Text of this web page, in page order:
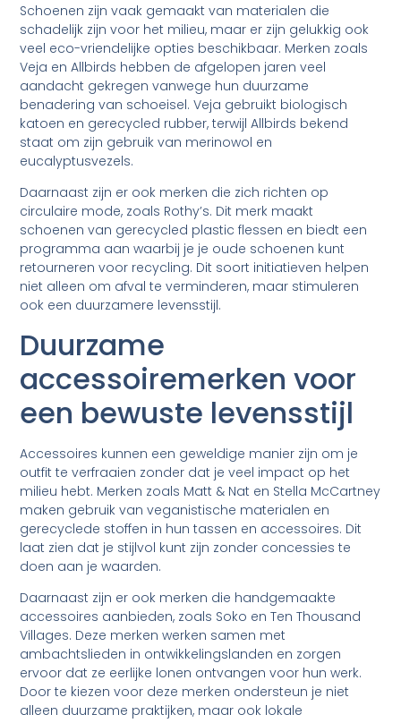
Schoenen zijn vaak gemaakt van materialen die
schadelijk zijn voor het milieu, maar er zijn gelukkig ook
veel eco-vriendelijke opties beschikbaar. Merken zoals
Veja en Allbirds hebben de afgelopen jaren veel
aandacht gekregen vanwege hun duurzame
benadering van schoeisel. Veja gebruikt biologisch
katoen en gerecycled rubber, terwijl Allbirds bekend
staat om zijn gebruik van merinowol en
eucalyptusvezels.
Daarnaast zijn er ook merken die zich richten op
circulaire mode, zoals Rothy’s. Dit merk maakt
schoenen van gerecycled plastic flessen en biedt een
programma aan waarbij je je oude schoenen kunt
retourneren voor recycling. Dit soort initiatieven helpen
niet alleen om afval te verminderen, maar stimuleren
ook een duurzamere levensstijl.
Duurzame
accessoiremerken voor
een bewuste levensstijl
Accessoires kunnen een geweldige manier zijn om je
outfit te verfraaien zonder dat je veel impact op het
milieu hebt. Merken zoals Matt & Nat en Stella McCartney
maken gebruik van veganistische materialen en
gerecyclede stoffen in hun tassen en accessoires. Dit
laat zien dat je stijlvol kunt zijn zonder concessies te
doen aan je waarden.
Daarnaast zijn er ook merken die handgemaakte
accessoires aanbieden, zoals Soko en Ten Thousand
Villages. Deze merken werken samen met
ambachtslieden in ontwikkelingslanden en zorgen
ervoor dat ze eerlijke lonen ontvangen voor hun werk.
Door te kiezen voor deze merken ondersteun je niet
alleen duurzame praktijken, maar ook lokale